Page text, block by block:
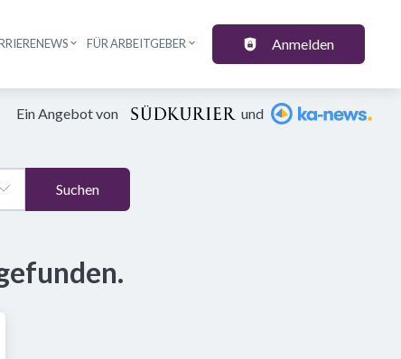
FÜR ARBEITGEBER Anmelden
Ein Angebot von und
Suchen